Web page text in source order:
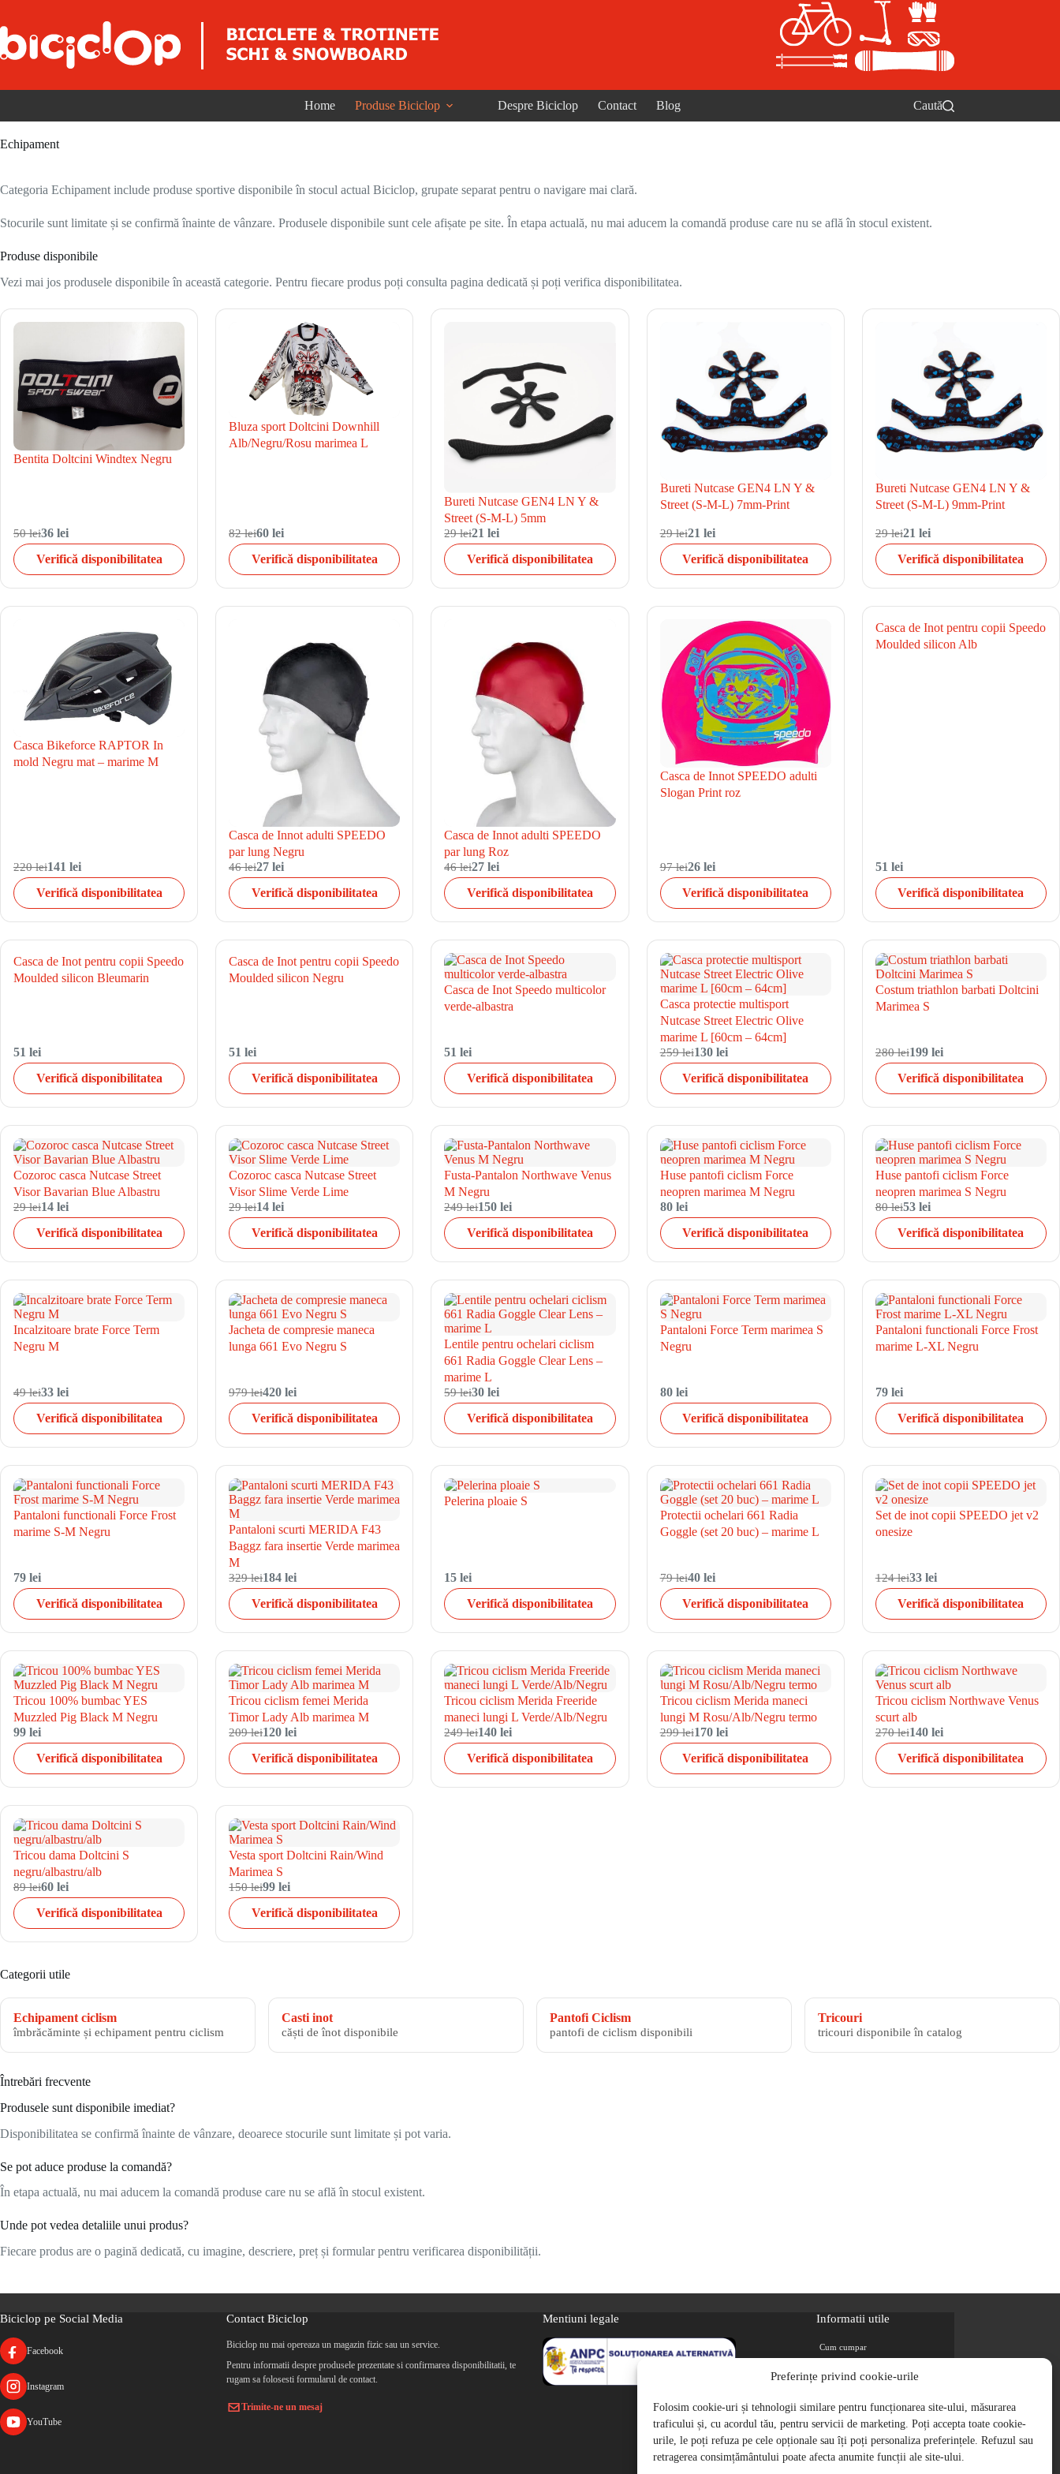
Preferințe privind cookie-urile
Folosim cookie-uri și tehnologii similare pentru funcționarea site-ului, măsurarea
traficului și, cu acordul tău, pentru servicii de marketing. Poți accepta toate cookie-
urile, le poți refuza pe cele opționale sau îți poți personaliza preferințele. Refuzul sau
retragerea consimțământului poate afecta anumite funcții ale site-ului.
Home Produse Biciclop Despre Biciclop Contact Blog Caută
Echipament
Categoria Echipament include produse sportive disponibile în stocul actual Biciclop, grupate separat pentru o navigare mai clară.
Stocurile sunt limitate și se confirmă înainte de vânzare. Produsele disponibile sunt cele afișate pe site. În etapa actuală, nu mai aducem la comandă produse care nu se află în stocul existent.
Produse disponibile
Vezi mai jos produsele disponibile în această categorie. Pentru fiecare produs poți consulta pagina dedicată și poți verifica disponibilitatea.
Bentita Doltcini Windtex Negru
50 lei36 lei
Verifică disponibilitatea
Bluza sport Doltcini Downhill
Alb/Negru/Rosu marimea L
82 lei60 lei
Verifică disponibilitatea
Bureti Nutcase GEN4 LN Y &
Street (S-M-L) 5mm
29 lei21 lei
Verifică disponibilitatea
Bureti Nutcase GEN4 LN Y &
Street (S-M-L) 7mm-Print
29 lei21 lei
Verifică disponibilitatea
Bureti Nutcase GEN4 LN Y &
Street (S-M-L) 9mm-Print
29 lei21 lei
Verifică disponibilitatea
Casca Bikeforce RAPTOR In
mold Negru mat – marime M
220 lei141 lei
Verifică disponibilitatea
Casca de Innot adulti SPEEDO
par lung Negru
46 lei27 lei
Verifică disponibilitatea
Casca de Innot adulti SPEEDO
par lung Roz
46 lei27 lei
Verifică disponibilitatea
Casca de Innot SPEEDO adulti
Slogan Print roz
97 lei26 lei
Verifică disponibilitatea
Casca de Inot pentru copii Speedo
Moulded silicon Alb
51 lei
Verifică disponibilitatea
Casca de Inot pentru copii Speedo
Moulded silicon Bleumarin
51 lei
Verifică disponibilitatea
Casca de Inot pentru copii Speedo
Moulded silicon Negru
51 lei
Verifică disponibilitatea
Casca de Inot Speedo multicolor
verde-albastra
51 lei
Verifică disponibilitatea
Casca protectie multisport
Nutcase Street Electric Olive
marime L [60cm – 64cm]
259 lei130 lei
Verifică disponibilitatea
Costum triathlon barbati Doltcini
Marimea S
280 lei199 lei
Verifică disponibilitatea
Cozoroc casca Nutcase Street
Visor Bavarian Blue Albastru
29 lei14 lei
Verifică disponibilitatea
Cozoroc casca Nutcase Street
Visor Slime Verde Lime
29 lei14 lei
Verifică disponibilitatea
Fusta-Pantalon Northwave Venus
M Negru
249 lei150 lei
Verifică disponibilitatea
Huse pantofi ciclism Force
neopren marimea M Negru
80 lei
Verifică disponibilitatea
Huse pantofi ciclism Force
neopren marimea S Negru
80 lei53 lei
Verifică disponibilitatea
Incalzitoare brate Force Term
Negru M
49 lei33 lei
Verifică disponibilitatea
Jacheta de compresie maneca
lunga 661 Evo Negru S
979 lei420 lei
Verifică disponibilitatea
Lentile pentru ochelari ciclism
661 Radia Goggle Clear Lens –
marime L
59 lei30 lei
Verifică disponibilitatea
Pantaloni Force Term marimea S
Negru
80 lei
Verifică disponibilitatea
Pantaloni functionali Force Frost
marime L-XL Negru
79 lei
Verifică disponibilitatea
Pantaloni functionali Force Frost
marime S-M Negru
79 lei
Verifică disponibilitatea
Pantaloni scurti MERIDA F43
Baggz fara insertie Verde marimea
M
329 lei184 lei
Verifică disponibilitatea
Pelerina ploaie S
15 lei
Verifică disponibilitatea
Protectii ochelari 661 Radia
Goggle (set 20 buc) – marime L
79 lei40 lei
Verifică disponibilitatea
Set de inot copii SPEEDO jet v2
onesize
124 lei33 lei
Verifică disponibilitatea
Tricou 100% bumbac YES
Muzzled Pig Black M Negru
99 lei
Verifică disponibilitatea
Tricou ciclism femei Merida
Timor Lady Alb marimea M
209 lei120 lei
Verifică disponibilitatea
Tricou ciclism Merida Freeride
maneci lungi L Verde/Alb/Negru
249 lei140 lei
Verifică disponibilitatea
Tricou ciclism Merida maneci
lungi M Rosu/Alb/Negru termo
299 lei170 lei
Verifică disponibilitatea
Tricou ciclism Northwave Venus
scurt alb
270 lei140 lei
Verifică disponibilitatea
Tricou dama Doltcini S
negru/albastru/alb
89 lei60 lei
Verifică disponibilitatea
Vesta sport Doltcini Rain/Wind
Marimea S
150 lei99 lei
Verifică disponibilitatea
Categorii utile
Echipament ciclism
îmbrăcăminte și echipament pentru ciclism
Casti inot
căști de înot disponibile
Pantofi Ciclism
pantofi de ciclism disponibili
Tricouri
tricouri disponibile în catalog
Întrebări frecvente
Produsele sunt disponibile imediat?
Disponibilitatea se confirmă înainte de vânzare, deoarece stocurile sunt limitate și pot varia.
Se pot aduce produse la comandă?
În etapa actuală, nu mai aducem la comandă produse care nu se află în stocul existent.
Unde pot vedea detaliile unui produs?
Fiecare produs are o pagină dedicată, cu imagine, descriere, preț și formular pentru verificarea disponibilității.
Biciclop pe Social Media
Facebook
Instagram
YouTube
Contact Biciclop
Biciclop nu mai opereaza un magazin fizic sau un service.
Pentru informatii despre produsele prezentate si confirmarea disponibilitatii, te
rugam sa folosesti formularul de contact.
Trimite-ne un mesaj
Mentiuni legale Informatii utile
Cum cumpar
Magazine partenere
Retur
Cariere
Politica de Confidentialitate